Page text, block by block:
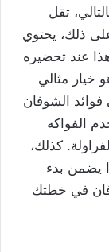
تقل
ذلك، يحتوي
عند تحضيره
خيار مثالي
الشوفان
الفواكه
كذلك،
يضمن بدء
في خطتك